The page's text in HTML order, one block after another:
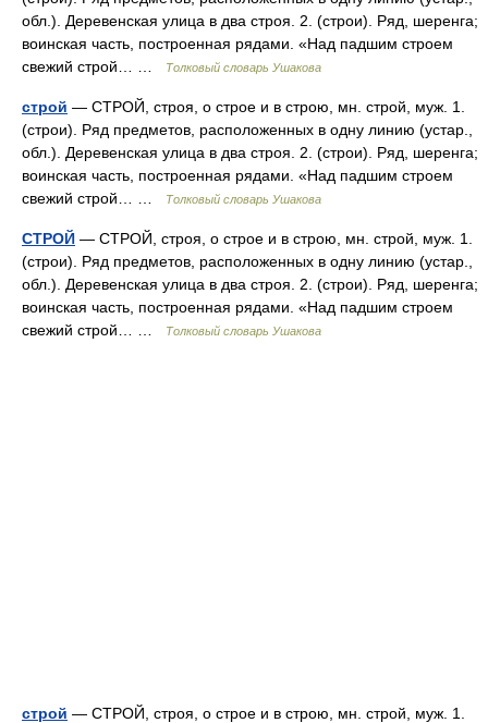
обл.). Деревенская улица в два строя. 2. (строи). Ряд, шеренга;
воинская часть, построенная рядами. «Над падшим строем
свежий строй… …
Толковый словарь Ушакова
строй — СТРОЙ, строя, о строе и в строю, мн. строй, муж. 1.
(строи). Ряд предметов, расположенных в одну линию (устар.,
обл.). Деревенская улица в два строя. 2. (строи). Ряд, шеренга;
воинская часть, построенная рядами. «Над падшим строем
свежий строй… …
Толковый словарь Ушакова
СТРОЙ — СТРОЙ, строя, о строе и в строю, мн. строй, муж. 1.
(строи). Ряд предметов, расположенных в одну линию (устар.,
обл.). Деревенская улица в два строя. 2. (строи). Ряд, шеренга;
воинская часть, построенная рядами. «Над падшим строем
свежий строй… …
Толковый словарь Ушакова
строй — СТРОЙ, строя, о строе и в строю, мн. строй, муж. 1.